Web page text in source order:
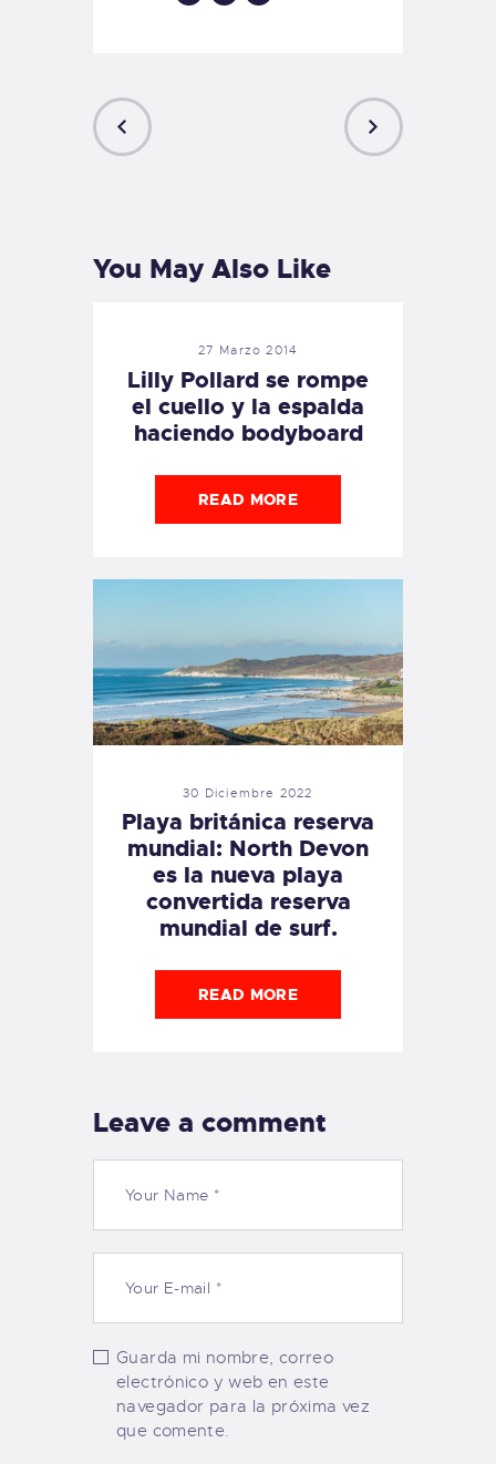
You May Also Like
27 Marzo 2014
Lilly Pollard se rompe
el cuello y la espalda
haciendo bodyboard
READ MORE
30 Diciembre 2022
Playa británica reserva
mundial: North Devon
es la nueva playa
convertida reserva
mundial de surf.
READ MORE
Leave a comment
Guarda mi nombre, correo
electrónico y web en este
navegador para la próxima vez
que comente.